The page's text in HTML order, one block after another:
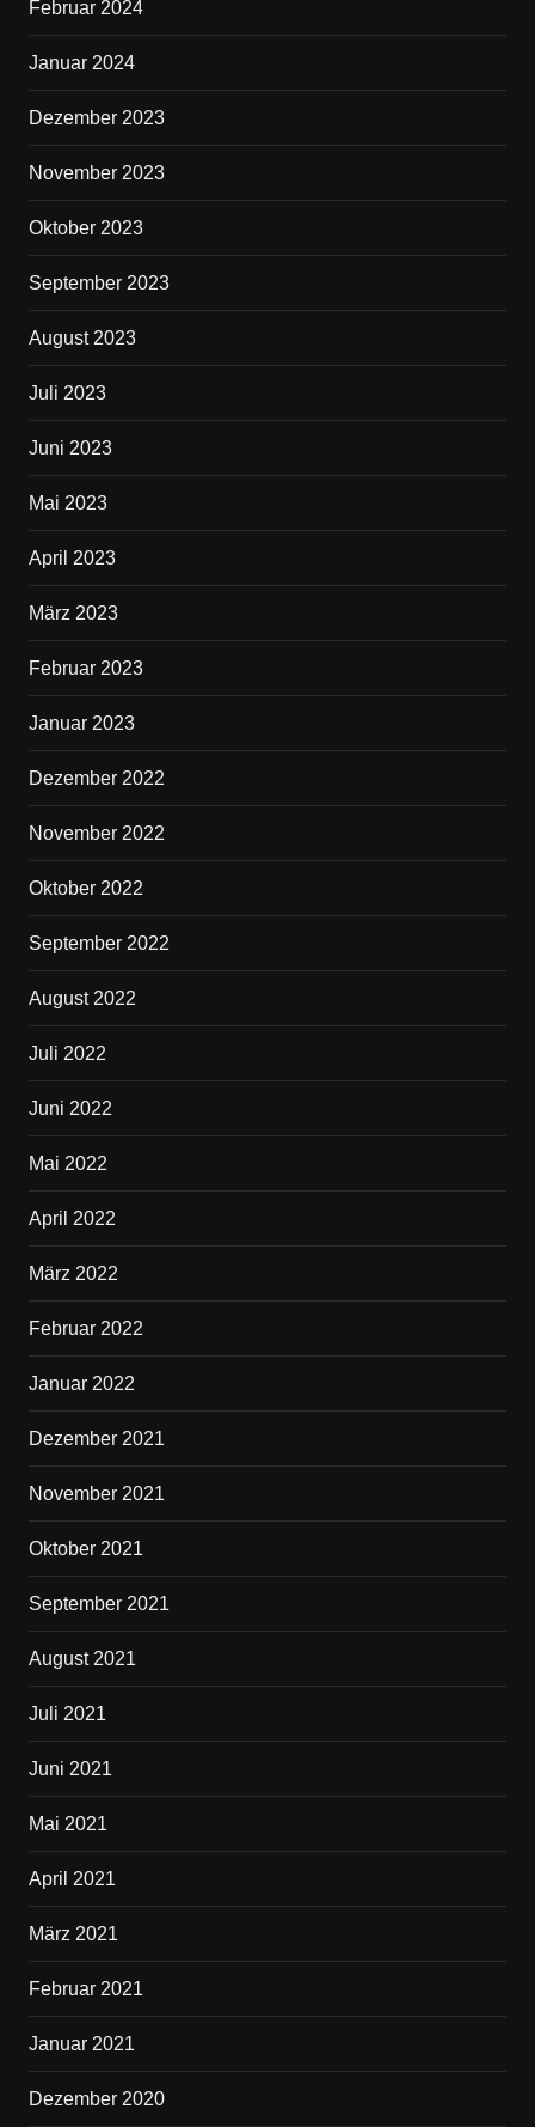
Februar 2024
Januar 2024
Dezember 2023
November 2023
Oktober 2023
September 2023
August 2023
Juli 2023
Juni 2023
Mai 2023
April 2023
März 2023
Februar 2023
Januar 2023
Dezember 2022
November 2022
Oktober 2022
September 2022
August 2022
Juli 2022
Juni 2022
Mai 2022
April 2022
März 2022
Februar 2022
Januar 2022
Dezember 2021
November 2021
Oktober 2021
September 2021
August 2021
Juli 2021
Juni 2021
Mai 2021
April 2021
März 2021
Februar 2021
Januar 2021
Dezember 2020